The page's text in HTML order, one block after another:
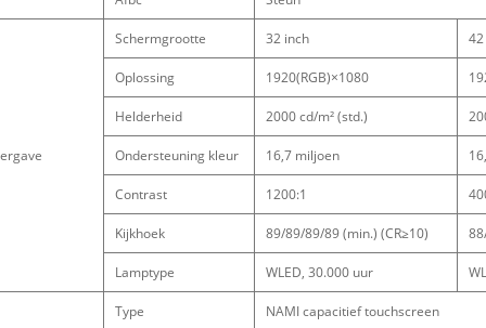
Schermgrootte 32 inch
Oplossing 1920(RGB)×1080
Helderheid 2000 cd/m² (std.)
Ondersteuning kleur 16,7 miljoen
Contrast 1200:1
Kijkhoek 89/89/89/89 (min.) (CR≥10)
Lamptype WLED, 30.000 uur
Type NAMI capacitief touchscreen